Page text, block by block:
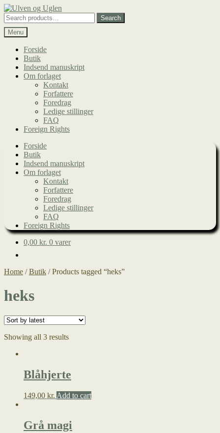
Spring
til
navigation
Spring
til
indhold
Search
for:
Search
Menu
Forside
Butik
Indsend manuskript
Om forlaget
Kontakt
Forfattere
Foredrag
Ledige stillinger
FAQ
Foreign Rights
Forside
Butik
Indsend manuskript
Om forlaget
Kontakt
Forfattere
Foredrag
Ledige stillinger
FAQ
Foreign Rights
0,00 kr. 0 varer
Home /Butik /Products tagged “heks”
heks
Showing all 3 results
Blåhjerte
149,00 kr. Add to cart
Grå magi